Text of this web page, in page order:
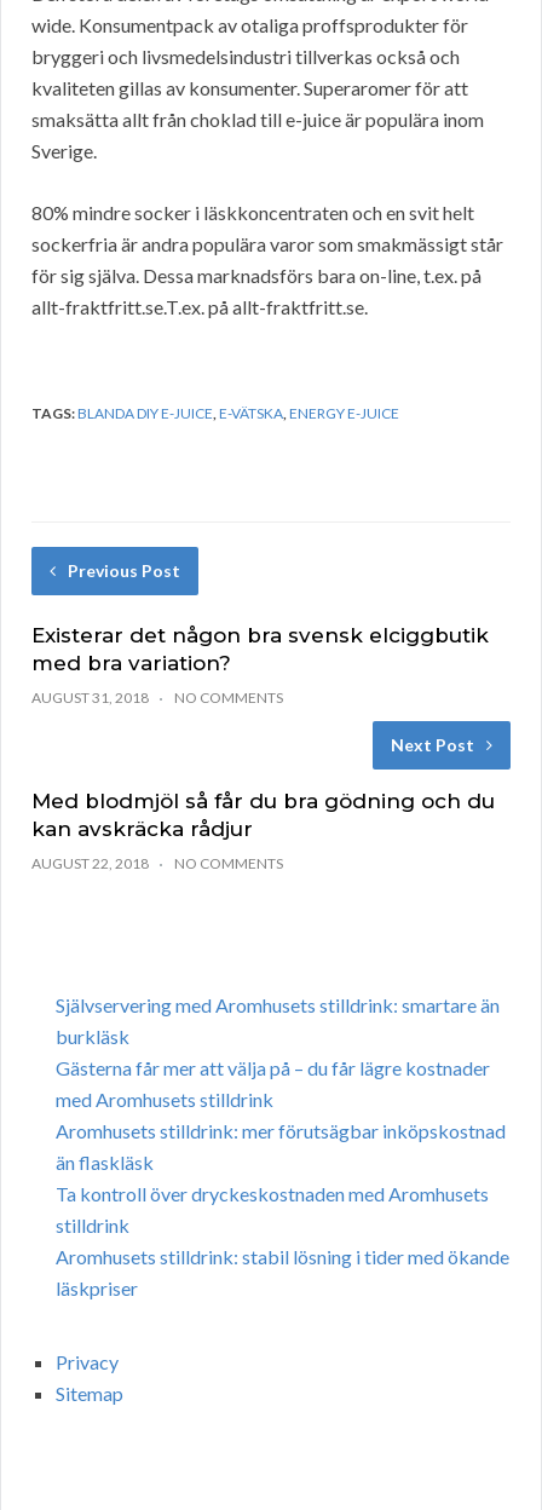
wide. Konsumentpack av otaliga proffsprodukter för
bryggeri och livsmedelsindustri tillverkas också och
kvaliteten gillas av konsumenter. Superaromer för att
smaksätta allt från choklad till e-juice är populära inom
Sverige.
80% mindre socker i läskkoncentraten och en svit helt
sockerfria är andra populära varor som smakmässigt står
för sig själva. Dessa marknadsförs bara on-line, t.ex. på
allt-fraktfritt.se.T.ex. på allt-fraktfritt.se.
TAGS:BLANDA DIY E-JUICE,E-VÄTSKA,ENERGY E-JUICE
Previous Post
Existerar det någon bra svensk elciggbutik
med bra variation?
AUGUST 31, 2018 NO COMMENTS
Next Post
Med blodmjöl så får du bra gödning och du
kan avskräcka rådjur
AUGUST 22, 2018 NO COMMENTS
Självservering med Aromhusets stilldrink: smartare än
burkläsk
Gästerna får mer att välja på – du får lägre kostnader
med Aromhusets stilldrink
Aromhusets stilldrink: mer förutsägbar inköpskostnad
än flaskläsk
Ta kontroll över dryckeskostnaden med Aromhusets
stilldrink
Aromhusets stilldrink: stabil lösning i tider med ökande
läskpriser
Privacy
Sitemap